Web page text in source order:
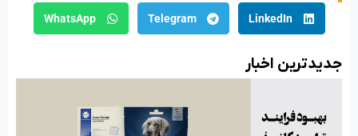
LinkedIn
Telegram
WhatsApp
جدید‌ترین اخبار